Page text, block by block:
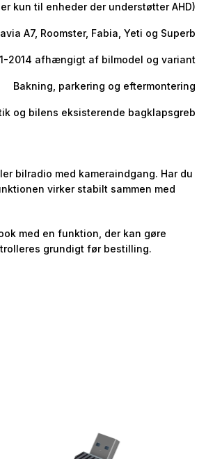
kun til enheder der understøtter AHD)
A7, Roomster, Fabia, Yeti og Superb
2014 afhængigt af bilmodel og variant
Bakning, parkering og eftermontering
og bilens eksisterende bagklapsgreb
bilradio med kameraindgang. Har du
virker stabilt sammen med
med en funktion, der kan gøre
grundigt før bestilling.